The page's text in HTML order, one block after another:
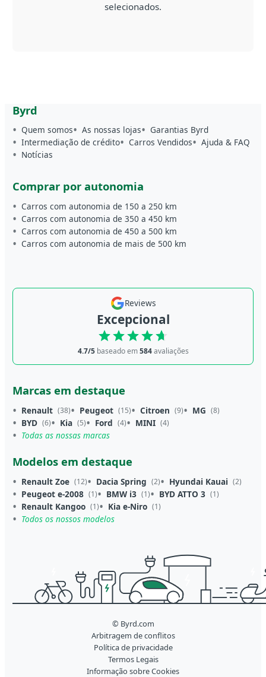
selecionados.
Byrd
Quem somos As nossas lojas
Garantias Byrd
Intermediação de crédito
Carros Vendidos
Ajuda & FAQ
Notícias
Comprar por autonomia
Carros com autonomia de 150 a 250 km
Carros com autonomia de 350 a 450 km
Carros com autonomia de 450 a 500 km
Carros com autonomia de mais de 500 km
Reviews
Excepcional
4.7/5baseado em584avaliações
Marcas em destaque
Renault (38) Peugeot (15) Citroen (9) MG (8)
BYD (6) Kia (5) Ford (4) MINI (4)
Todas as nossas marcas
Modelos em destaque
Renault Zoe (12) Dacia Spring (2) Hyundai Kauai (2)
Peugeot e-2008 (1) BMW i3 (1) BYD ATTO 3 (1)
Renault Kangoo (1) Kia e-Niro (1)
Todos os nossos modelos
© Byrd.com
Arbitragem de conflitos
Política de privacidade
Termos Legais
Informação sobre Cookies